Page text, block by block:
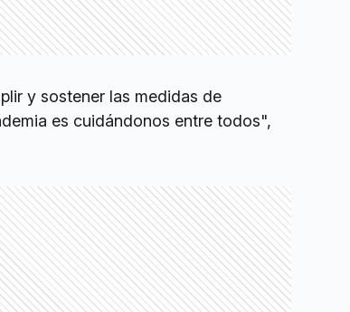
y sostener las medidas de
es cuidándonos entre todos",